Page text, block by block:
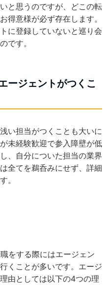
と思うのですが、どこの転
得意様が必ず存在します。
に登録していないと巡り会
です。
ージェントがつくこ
い担当がつくことも大いに
未経験歓迎で参入障壁が低
、自分についた担当の業界
全てを鵜呑みにせず、詳細
。
をする際にはエージェン
くことが多いです。エージ
由としては以下の4つの理